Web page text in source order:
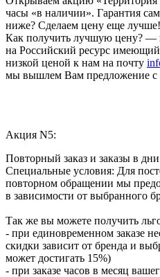
часы «в наличии». Гарантия
ниже? Сделаем цену еще лучше!
Как получить лучшую цену? —
на Российский ресурс
низкой ценой к нам на почту
мы вышлем Вам предложение с
Акция N5:
Повторный заказ и заказы в
Специальные условия: Для
повторном обращении мы
в зависимости от выбранного
Так же вы можете получить
- при единовременном заказе
скидки зависит от бренда и
может достигать 15%)
- при заказе часов в месяц